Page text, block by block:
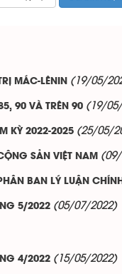
MÁC-LÊNIN (19/05/
90 VÀ TRÊN 90 (19/
KỲ 2022-2025 (25/05/
SẢN VIỆT NAM
BAN LÝ LUẬN
5/2022 (05/07/2022)
4/2022 (15/05/2022)